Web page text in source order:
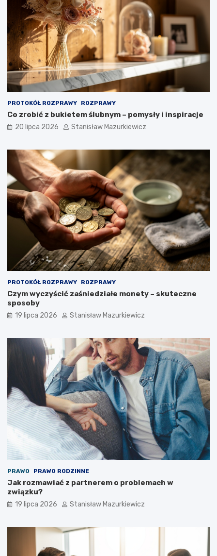
PROTOKÓŁ ROZPRAWY ROZPRAWY
Co zrobić z bukietem ślubnym – pomysły i inspiracje
20 lipca 2026 Stanisław Mazurkiewicz
PROTOKÓŁ ROZPRAWY ROZPRAWY
Czym wyczyścić zaśniedziałe monety – skuteczne
sposoby
19 lipca 2026 Stanisław Mazurkiewicz
PRAWO PRAWO RODZINNE
Jak rozmawiać z partnerem o problemach w
związku?
19 lipca 2026 Stanisław Mazurkiewicz